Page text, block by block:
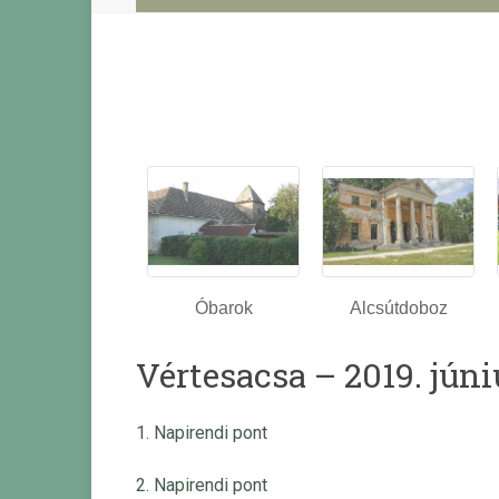
Óbarok Alcsútdoboz
Vértesacsa – 2019.
1. Napirendi pont
2. Napirendi pont